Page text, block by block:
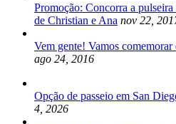
Promoção: Concorra a
de Christian e Ana nov 22,
Vem gente! Vamos
ago 24, 2016
Opção de passeio em San
4, 2026